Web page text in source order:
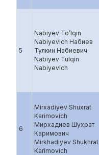
5
Nabiyev To’lqin
Nabiyevich Набиев
Тулкин Набиевич
Nabiyev Tulqin
Nabiyevich
6
Mirxadiyev Shuxrat
Karimovich
Мирхадиев Шухрат
Каримович
Mirkhadiyev Shukhrat
Karimovich